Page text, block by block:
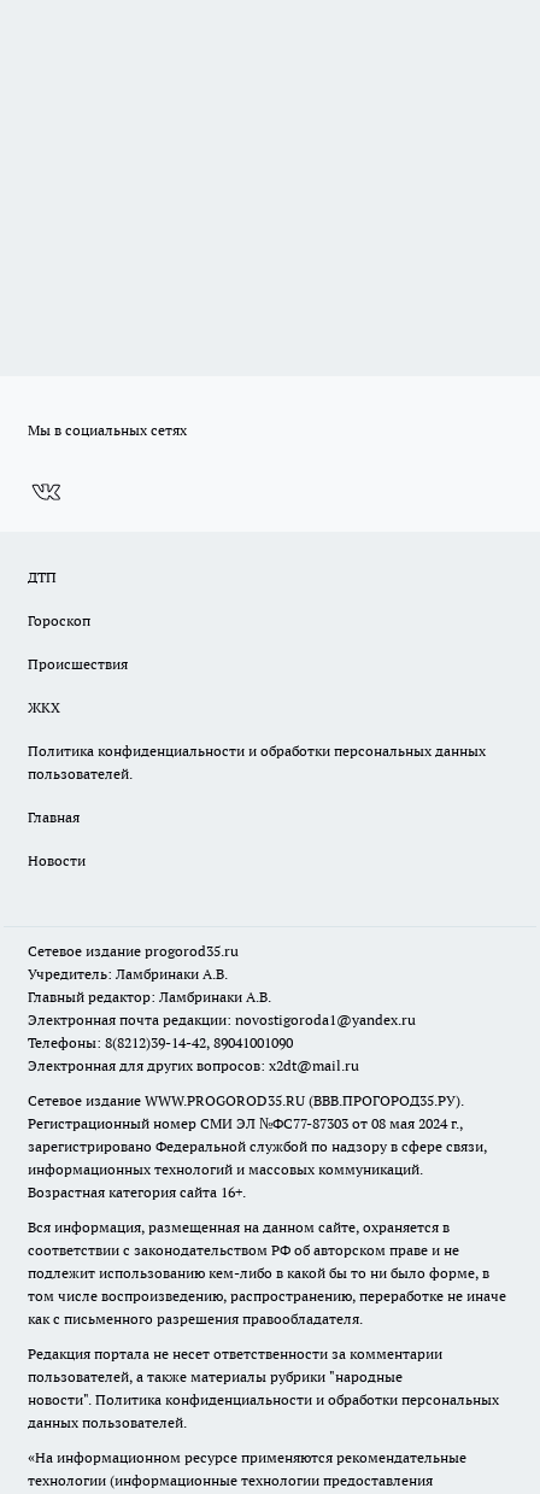
Мы в социальных сетях
ДТП
Гороскоп
Происшествия
ЖКХ
Политика конфиденциальности и обработки персональных данных
пользователей.
Главная
Новости
Сетевое издание progorod35.ru
Учредитель: Ламбринаки А.В.
Главный редактор: Ламбринаки А.В.
Электронная почта редакции: novostigoroda1@yandex.ru
Телефоны: 8(8212)39-14-42, 89041001090
Электронная для других вопросов: x2dt@mail.ru
Сетевое издание WWW.PROGOROD35.RU (ВВВ.ПРОГОРОД35.РУ).
Регистрационный номер СМИ ЭЛ №ФС77-87303 от 08 мая 2024 г.,
зарегистрировано Федеральной службой по надзору в сфере связи,
информационных технологий и массовых коммуникаций.
Возрастная категория сайта 16+.
Вся информация, размещенная на данном сайте, охраняется в
соответствии с законодательством РФ об авторском праве и не
подлежит использованию кем-либо в какой бы то ни было форме, в
том числе воспроизведению, распространению, переработке не иначе
как с письменного разрешения правообладателя.
Редакция портала не несет ответственности за комментарии
пользователей, а также материалы рубрики "народные
новости". Политика конфиденциальности и обработки персональных
данных пользователей.
«На информационном ресурсе применяются рекомендательные
технологии (информационные технологии предоставления